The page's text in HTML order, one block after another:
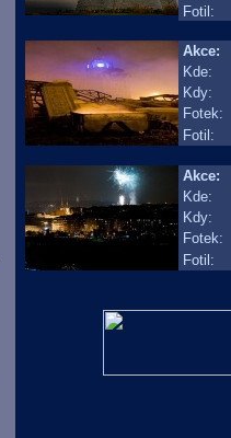
Fotil:
Akce:
Kde:
Kdy:
Fotek:
Fotil:
Akce:
Kde:
Kdy:
Fotek:
Fotil: